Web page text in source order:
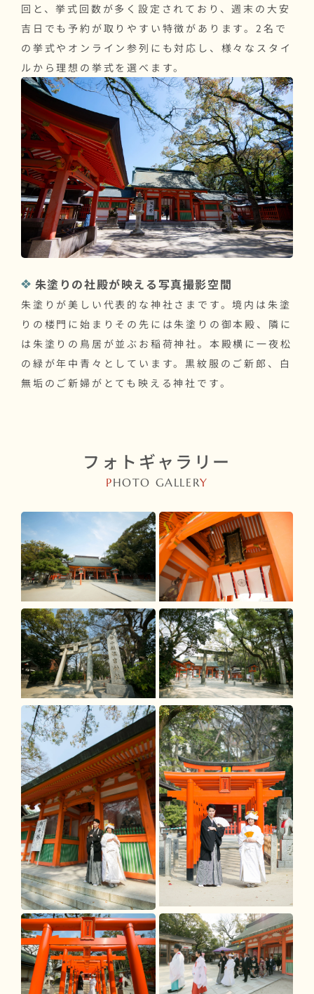
回と、挙式回数が多く設定されており、週末の大安
吉日でも予約が取りやすい特徴があります。2名で
の挙式やオンライン参列にも対応し、様々なスタイ
ルから理想の挙式を選べます。
朱塗りの社殿が映える写真撮影空間
朱塗りが美しい代表的な神社さまです。境内は朱塗
りの楼門に始まりその先には朱塗りの御本殿、隣に
は朱塗りの鳥居が並ぶお稲荷神社。本殿横に一夜松
の緑が年中青々としています。黒紋服のご新郎、白
無垢のご新婦がとても映える神社です。
フォトギャラリー
PHOTO GALLERY